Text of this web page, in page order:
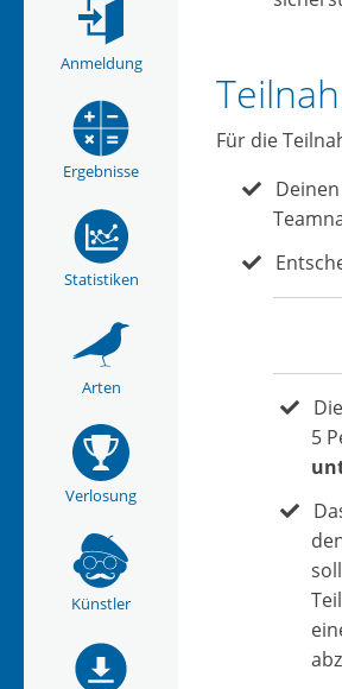
Anmeldung
Ergebnisse
Statistiken
Arten
Verlosung
Künstler
Für die
Deinen
5